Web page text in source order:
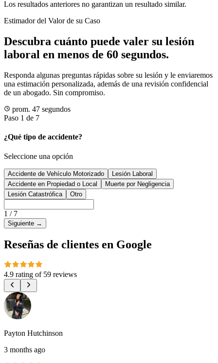
Los resultados anteriores no garantizan un resultado similar.
Estimador del Valor de su Caso
Descubra cuánto puede valer su lesión
laboral en menos de 60 segundos.
Responda algunas preguntas rápidas sobre su lesión y le enviaremos
una estimación personalizada, además de una revisión confidencial
de un abogado. Sin compromiso.
prom. 47 segundos
Paso 1 de 7
¿Qué tipo de accidente?
Seleccione una opción
Accidente de Vehículo Motorizado
Lesión Laboral
Accidente en Propiedad o Local
Muerte por Negligencia
Lesión Catastrófica
Otro
1 / 7
Siguiente →
Reseñas de clientes en Google
4.9 rating of 59 reviews
Payton Hutchinson
3 months ago